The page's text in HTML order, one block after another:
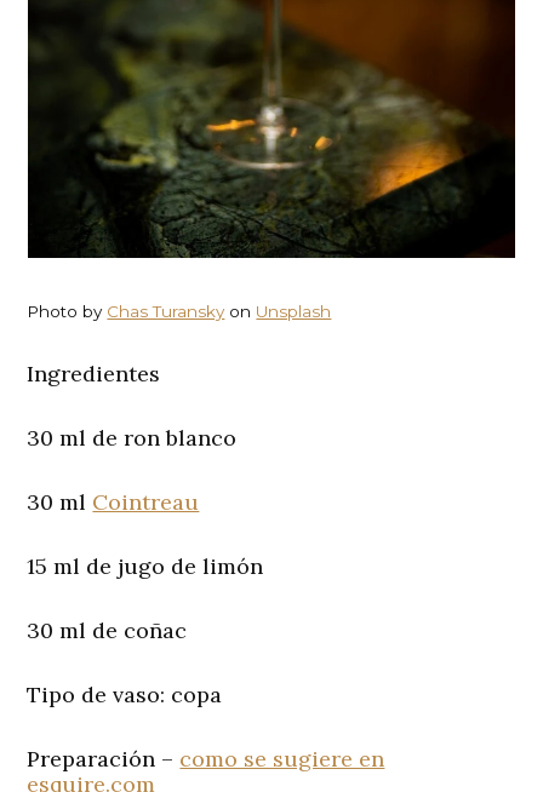
Photo by Chas Turansky on Unsplash
Ingredientes
30 ml de ron blanco
30 ml Cointreau
15 ml de jugo de limón
30 ml de coñac
Tipo de vaso: copa
Preparación – como se sugiere en
esquire.com